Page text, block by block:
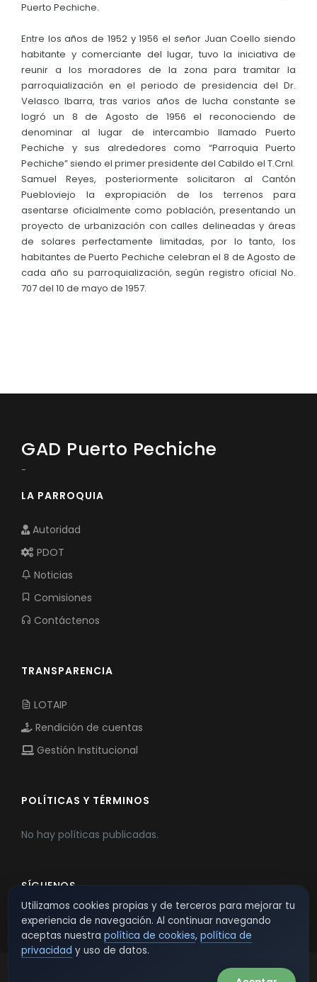
Puerto Pechiche.
Entre los años de 1952 y 1956 el señor Juan Coello siendo
habitante y comerciante del lugar, tuvo la iniciativa de
reunir a los moradores de la zona para tramitar la
parroquialización en el periodo de presidencia del Dr.
Velasco Ibarra, tras varios años de lucha constante se
logró un 8 de Agosto de 1956 el reconociendo de
denominar al lugar de intercambio llamado Puerto
Pechiche y sus alrededores como “Parroquia Puerto
Pechiche” siendo el primer presidente del Cabildo el T.Crnl.
Samuel Reyes, posteriormente solicitaron al Cantón
Puebloviejo la expropiación de los terrenos para
asentarse oficialmente como población, presentando un
proyecto de urbanización con calles delineadas y áreas
de solares perfectamente limitadas, por lo tanto, los
habitantes de Puerto Pechiche celebran el 8 de Agosto de
cada año su parroquialización, según registro oficial No.
707 del 10 de mayo de 1957.
GAD Puerto Pechiche
-
LA PARROQUIA
Autoridad
PDOT
Noticias
Comisiones
Contáctenos
TRANSPARENCIA
LOTAIP
Rendición de cuentas
Gestión Institucional
POLÍTICAS Y TÉRMINOS
No hay políticas publicadas.
SÍGUENOS
Utilizamos cookies propias y de terceros para mejorar tu
experiencia de navegación. Al continuar navegando
aceptas nuestra política de cookies, política de
privacidad y uso de datos.